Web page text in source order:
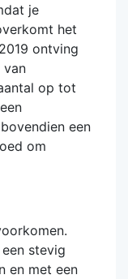
je
het
ontving
van
op tot
een
om
stevig
en met een